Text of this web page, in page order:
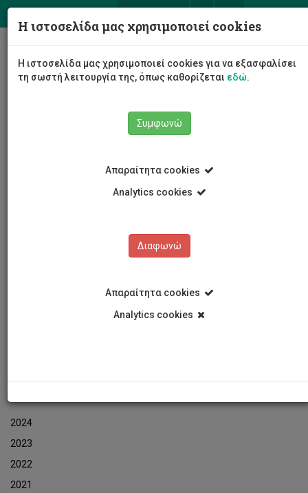
2024
2023
2022
2021
Η ιστοσελίδα μας χρησιμοποιεί cookies
Η ιστοσελίδα μας χρησιμοποιεί cookies για να εξασφαλίσει
τη σωστή λειτουργία της, όπως καθορίζεται εδώ.
Συμφωνώ
Απαραίτητα cookies
Analytics cookies
Διαφωνώ
Απαραίτητα cookies
Analytics cookies